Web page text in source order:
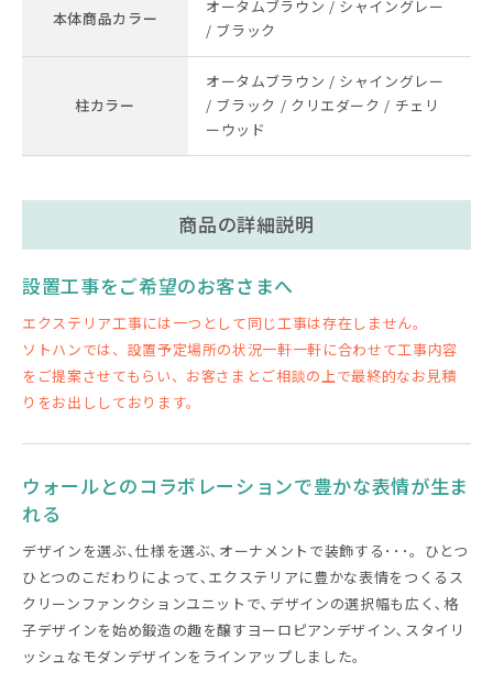
本体商品カラー
オータムブラウン / シャイングレー
/ ブラック
柱カラー
オータムブラウン / シャイングレー
/ ブラック / クリエダーク / チェリ
ーウッド
商品の詳細説明
設置工事をご希望のお客さまへ
エクステリア工事には一つとして同じ工事は存在しません。
ソトハンでは、設置予定場所の状況一軒一軒に合わせて工事内容
をご提案させてもらい、お客さまとご相談の上で最終的なお見積
りをお出ししております。
ウォールとのコラボレーションで豊かな表情が生ま
れる
デザインを選ぶ､仕様を選ぶ､オーナメントで装飾する･･･。ひとつ
ひとつのこだわりによって､エクステリアに豊かな表情をつくるス
クリーンファンクションユニットで､デザインの選択幅も広く､格
子デザインを始め鍛造の趣を醸すヨーロピアンデザイン､スタイリ
ッシュなモダンデザインをラインアップしました。